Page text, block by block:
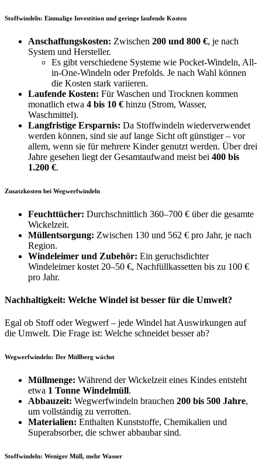
Stoffwindeln: Einmalige Investition und geringe laufende Kosten
Anschaffungskosten: Zwischen 200 und 800 €, je nach
System und Hersteller.
Es gibt verschiedene Systeme wie Pocket-Windeln, All-
in-One-Windeln oder Prefolds. Je nach Wahl können
die Kosten stark variieren.
Laufende Kosten: Für Waschen und Trocknen kommen
monatlich etwa 4 bis 10 € hinzu (Strom, Wasser,
Waschmittel).
Langfristige Ersparnis: Da Stoffwindeln wiederverwendet
werden können, sind sie auf lange Sicht oft günstiger – vor
allem, wenn sie für mehrere Kinder genutzt werden. Über drei
Jahre gesehen liegt der Gesamtaufwand meist bei 400 bis
1.200 €.
Zusatzkosten bei Wegwerfwindeln
Feuchttücher: Durchschnittlich 360–700 € über die gesamte
Wickelzeit.
Müllentsorgung: Zwischen 130 und 562 € pro Jahr, je nach
Region.
Windeleimer und Zubehör: Ein geruchsdichter
Windeleimer kostet 20–50 €, Nachfüllkassetten bis zu 100 €
pro Jahr.
Nachhaltigkeit: Welche Windel ist besser für die Umwelt?
Egal ob Stoff oder Wegwerf – jede Windel hat Auswirkungen auf
die Umwelt. Die Frage ist: Welche schneidet besser ab?
Wegwerfwindeln: Der Müllberg wächst
Müllmenge: Während der Wickelzeit eines Kindes entsteht
etwa 1 Tonne Windelmüll.
Abbauzeit: Wegwerfwindeln brauchen 200 bis 500 Jahre,
um vollständig zu verrotten.
Materialien: Enthalten Kunststoffe, Chemikalien und
Superabsorber, die schwer abbaubar sind.
Stoffwindeln: Weniger Müll, mehr Wasser